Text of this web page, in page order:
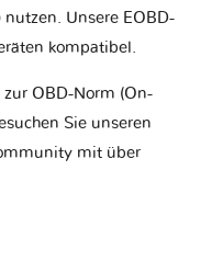
nutzen. Unsere EOBD-
kompatibel.
OBD-Norm (On-
Sie unseren
mit über